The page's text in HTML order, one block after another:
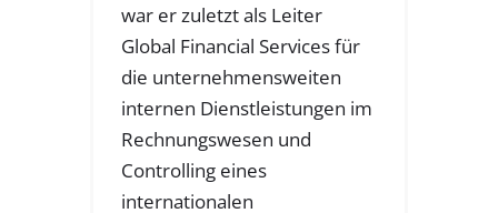
war er zuletzt als Leiter
Global Financial Services für
die unternehmensweiten
internen Dienstleistungen im
Rechnungswesen und
Controlling eines
internationalen